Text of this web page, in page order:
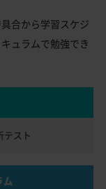
合から学習スケジ
ュラムで勉強でき
テスト
ム